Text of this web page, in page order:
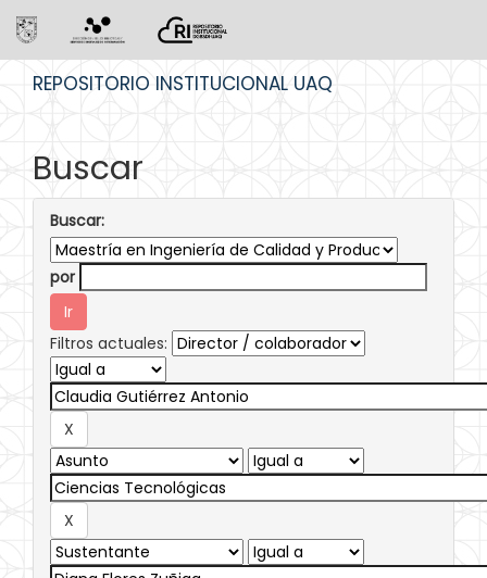
REPOSITORIO INSTITUCIONAL UAQ
Buscar
Buscar:
por
Filtros actuales: